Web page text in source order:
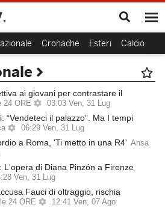
Cronache Esteri Calcio
ai giovani per contrastare il
24 ORE 03:03 Ven, 31 Lug
“Vendeteci il palazzo”. Ma I tempi
06:29 Ven, 31 Lug
a Roma, 'Ti metto in una R4' Ansa
L'opera di Diana Pinzón a Firenze
Ven, 31 Lug
Fauci di oltraggio, rischia
24 ORE 12:41 Ven, 07 Ago